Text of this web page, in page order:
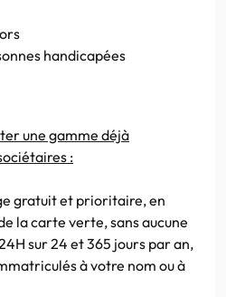
handicapées
une gamme déjà
:
gratuit et prioritaire, en
la carte verte, sans aucune
sur 24 et 365 jours par an,
à votre nom ou à